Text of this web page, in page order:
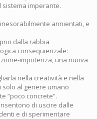
sistema imperante.
annientati, e
dalla rabbia
consequienzale:
impotenza, una nuova
nella creatività e nella
al genere umano
“poco concrete”.
di uscire dalle
e di sperimentare